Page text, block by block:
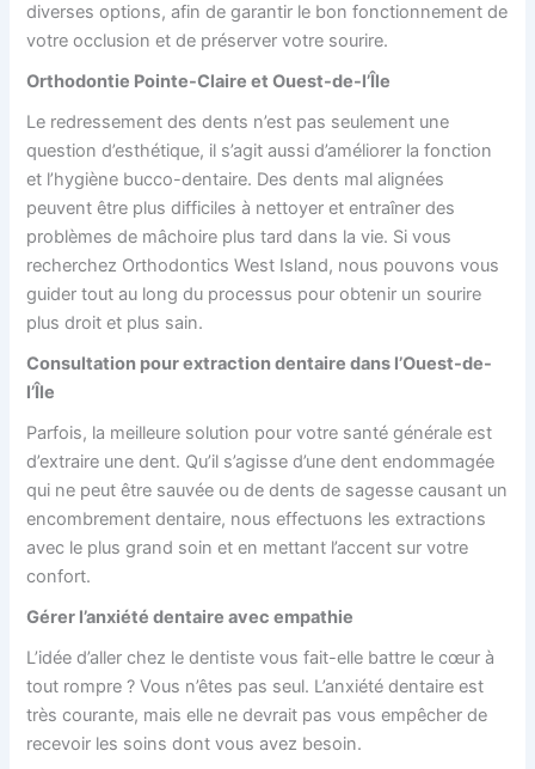
diverses options, afin de garantir le bon fonctionnement de
votre occlusion et de préserver votre sourire.
Orthodontie Pointe-Claire et Ouest-de-l’Île
Le redressement des dents n’est pas seulement une
question d’esthétique, il s’agit aussi d’améliorer la fonction
et l’hygiène bucco-dentaire. Des dents mal alignées
peuvent être plus difficiles à nettoyer et entraîner des
problèmes de mâchoire plus tard dans la vie. Si vous
recherchez Orthodontics West Island, nous pouvons vous
guider tout au long du processus pour obtenir un sourire
plus droit et plus sain.
Consultation pour extraction dentaire dans l’Ouest-de-
l’Île
Parfois, la meilleure solution pour votre santé générale est
d’extraire une dent. Qu’il s’agisse d’une dent endommagée
qui ne peut être sauvée ou de dents de sagesse causant un
encombrement dentaire, nous effectuons les extractions
avec le plus grand soin et en mettant l’accent sur votre
confort.
Gérer l’anxiété dentaire avec empathie
L’idée d’aller chez le dentiste vous fait-elle battre le cœur à
tout rompre ? Vous n’êtes pas seul. L’anxiété dentaire est
très courante, mais elle ne devrait pas vous empêcher de
recevoir les soins dont vous avez besoin.